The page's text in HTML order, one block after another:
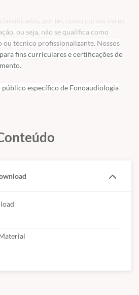
O "Caderno de Atividades para
foi elaborado pela Fonoaudióloga
garantindo a qualidade e a eficiência
seus objetivos educacionais.
Glaucia Bispo CRFa 2
por lei, como cursos livres
ou seja, não se qualifica como
ou técnico profissionalizante. Nossos
fins curriculares e certificações de
específico de Fonoaudiologia
da certificação por serem cursos que